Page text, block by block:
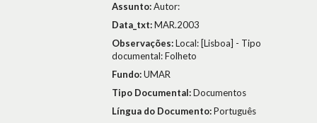
Assunto:Autor:
Data_txt:MAR.2003
Observações:Local: [Lisboa] - Tipo
documental: Folheto
Fundo:UMAR
Tipo Documental:Documentos
Língua do Documento:Português